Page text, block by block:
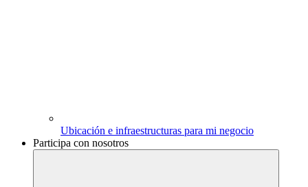
Ubicación e infraestructuras para mi negocio
Participa con nosotros